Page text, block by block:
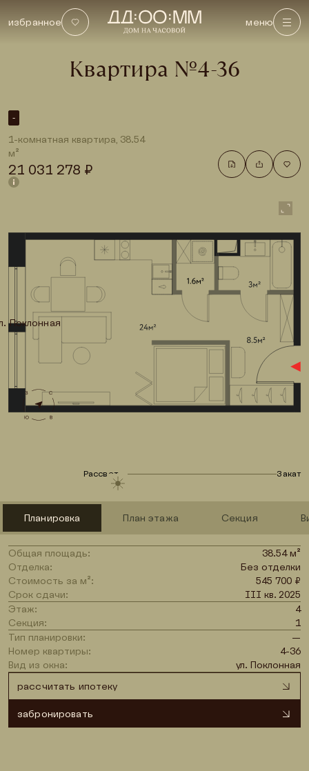
избранное меню
Рассвет Закат
Квартира №4-36
Поклонная
Планировка План этажа Секция
-
1-комнатная квартира, 38.54
м²
21 031 278 ₽
Общая площадь:
38.54 м²
Отделка:
Без отделки
Стоимость за м²:
545 700 ₽
Срок сдачи:
III кв. 2025
Этаж:
4
Секция:
1
Тип планировки:
—
Номер квартиры:
4-36
Вид из окна:
ул. Поклонная
рассчитать ипотеку
забронировать